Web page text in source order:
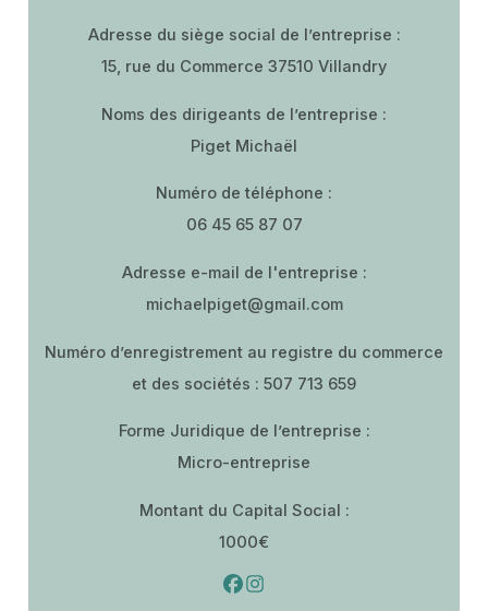
Adresse du siège social de l’entreprise :
15, rue du Commerce 37510 Villandry
Noms des dirigeants de l’entreprise :
Piget Michaël
Numéro de téléphone :
06 45 65 87 07
Adresse e-mail de l'entreprise :
michaelpiget@gmail.com
Numéro d’enregistrement au registre du commerce
et des sociétés : 507 713 659
Forme Juridique de l’entreprise :
Micro-entreprise
Montant du Capital Social :
1000€